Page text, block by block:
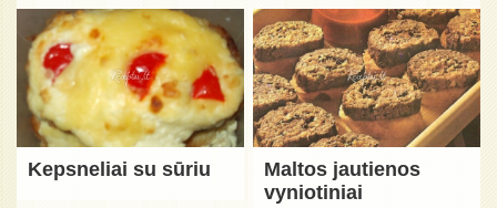
Kepsneliai su sūriu
Maltos jautienos
vyniotiniai